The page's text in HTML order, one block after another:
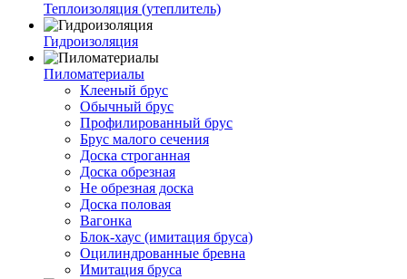
Теплоизоляция (утеплитель)
Гидроизоляция
Пиломатериалы
Клееный брус
Обычный брус
Профилированный брус
Брус малого сечения
Доска строганная
Доска обрезная
Не обрезная доска
Доска половая
Вагонка
Блок-хаус (имитация бруса)
Оцилиндрованные бревна
Имитация бруса